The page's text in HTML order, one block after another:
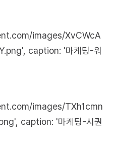
images/XvCWcA
caption: '마케팅-워
images/TXh1cmn
caption: '마케팅-시퀀